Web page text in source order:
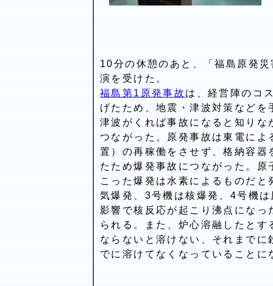
10分の休憩のあと、「福島原発
演を受けた。
福島第1原発事故 は、経営陣のコ
げたため、地震・津波対策など
津波がくれば事故になると知り
つながった。原発事故は東電に
置）の再稼働をさせず、格納容
たため爆発事故につながった。
こった爆発は水素によるものだ
気爆発、3号機は核爆発、4号機
影響で核反応が起こり沸点にな
られる。また、炉心溶融したと
ならないと溶けない、それまで
でに溶けてなくなっていることに